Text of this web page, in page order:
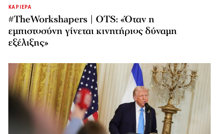
ΚΑΡΙΕΡΑ
#TheWorkshapers | OTS: «Όταν η
εμπιστοσύνη γίνεται κινητήριος δύναμη
εξέλιξης»